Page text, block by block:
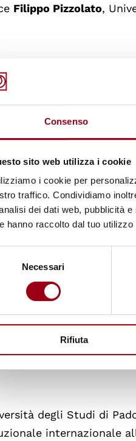
Consenso
sito web utilizza i cookie
i cookie per
traffico. Condividiamo
dei dati web, pubblicità
hanno raccolto dal tuo
Necessari
Rifiuta
Filippo Pizzolato,
degli Studi di
del principio di
Paris Panthéon-
principe du droit
, Università degli Studi
“patto” e la fraternità
fraternità
Antonio M. Baggio ,
degli Studi di
internazionale